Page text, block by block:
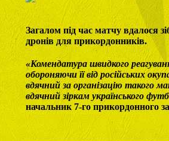
Загалом під час матчу вдалося
дронів для прикордонників.
«Комендатура швидкого
обороняючи її від російських
вдячний за організацію такого
вдячний зіркам українського
начальник 7-го прикордонного